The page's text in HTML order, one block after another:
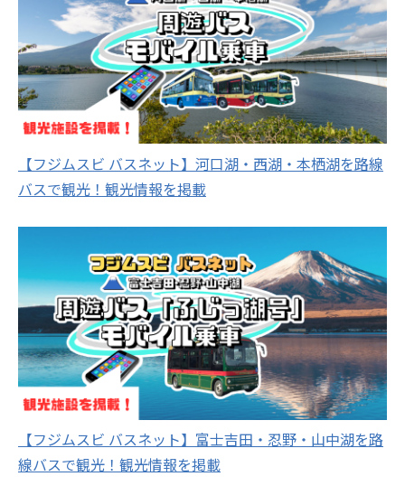
【フジムスビ バスネット】河口湖・西湖・本栖湖を路線
バスで観光！観光情報を掲載
【フジムスビ バスネット】富士吉田・忍野・山中湖を路
線バスで観光！観光情報を掲載